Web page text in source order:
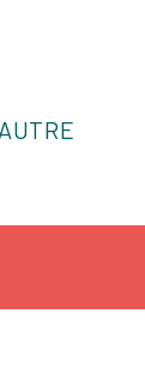
AUTRE